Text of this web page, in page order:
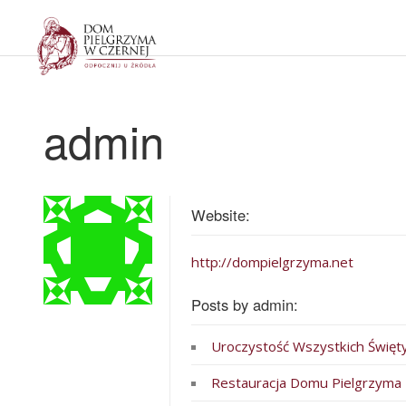
Dom Pielgrzyma w Czernej
admin
Website:
http://dompielgrzyma.net
Posts by admin:
Uroczystość Wszystkich
Restauracja Domu Pielgrzyma